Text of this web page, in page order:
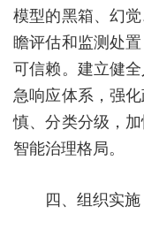
模型的黑箱、幻
瞻评估和监测处
可信赖。建立健
急响应体系，强
慎、分类分级，
智能治理格局。
四、组织实施